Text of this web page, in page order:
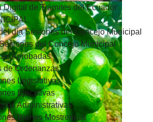
Digital de Trámites del Ecuador
día Sesiones del Concejo Municipal
del Concejo Municipal
Aprobadas
de Ordenanzas
Legislativas
Ejecutivas
Administrativas
Bienes Mostrencos